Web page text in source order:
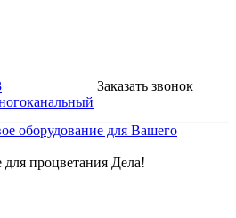
Заказать звонок
для процветания Дела!